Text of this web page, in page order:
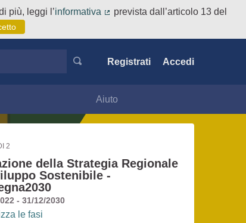
più, leggi l’informativa
prevista dall’articolo 13 del
Registrati Accedi
Aiuto
2
della Strategia Regionale
Sostenibile -
- 31/12/2030
le fasi